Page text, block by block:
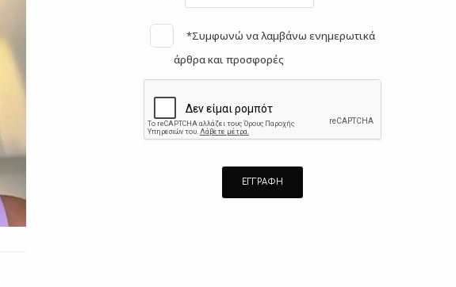
*Συμφωνώ να λαμβάνω ενημερωτικά
άρθρα και προσφορές